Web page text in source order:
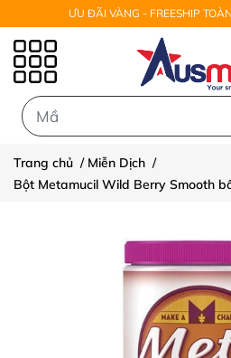
ƯU ĐÃI VÀNG - FREESHIP
Trang chủ / Miễn Dịch /
Bột Metamucil Wild Berry Smooth